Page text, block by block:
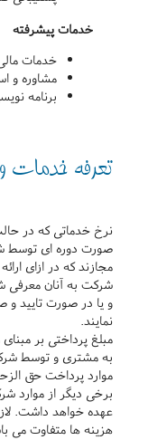
خدمات پیشرفته
خدمات
مشاوره و
برنامه
تعرفه خدمات
نرخ خدماتی که در
صورت دوره ای توسط
مجازند که در ازای
شرکت به آنان معرفی
و یا در صورت تایید و
نمایند.
مبلغ پرداختی بر
به مشتری و توسط
موارد پرداخت حق
برخی دیگر از موارد
عهده خواهد داشت.
هزینه ها متفاوت می